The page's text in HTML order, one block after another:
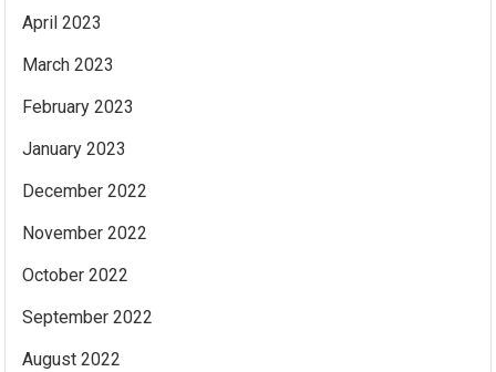
April 2023
March 2023
February 2023
January 2023
December 2022
November 2022
October 2022
September 2022
August 2022